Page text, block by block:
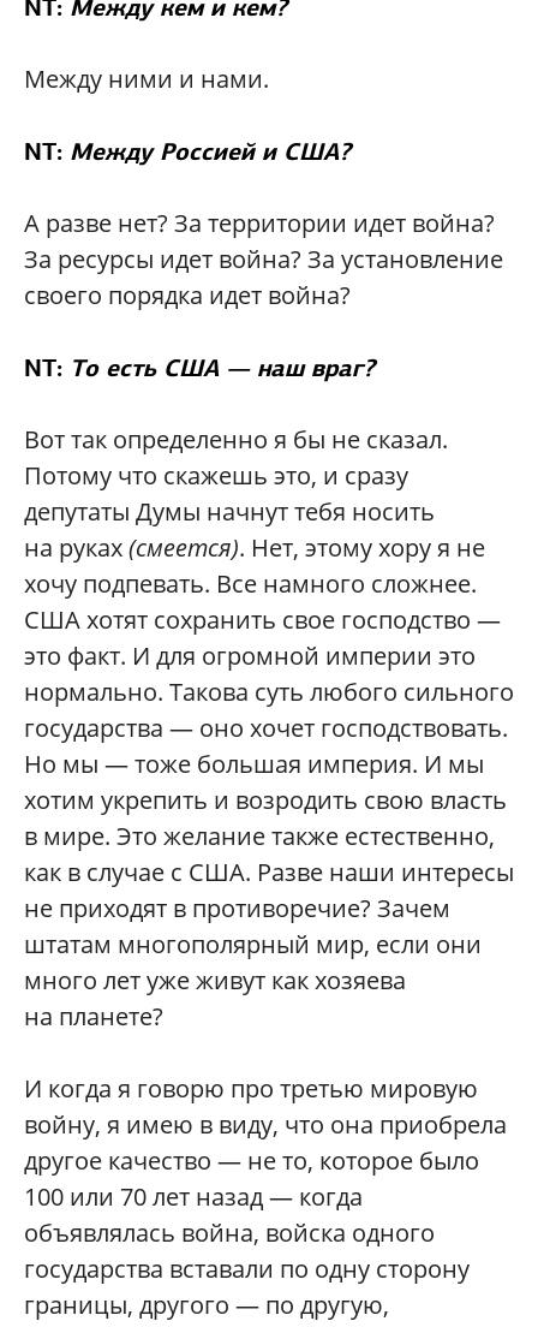
NT: Между кем и кем?
Между ними и нами.
NT: Между Россией и США?
А разве нет? За территории идет война?
За ресурсы идет война? За установление
своего порядка идет война?
NT: То есть США — наш враг?
Вот так определенно я бы не сказал.
Потому что скажешь это, и сразу
депутаты Думы начнут тебя носить
на руках(смеется). Нет, этому хору я не
хочу подпевать. Все намного сложнее.
США хотят сохранить свое господство —
это факт. И для огромной империи это
нормально. Такова суть любого сильного
государства — оно хочет господствовать.
Но мы — тоже большая империя. И мы
хотим укрепить и возродить свою власть
в мире. Это желание также естественно,
как в случае с США. Разве наши интересы
не приходят в противоречие? Зачем
штатам многополярный мир, если они
много лет уже живут как хозяева
на планете?
И когда я говорю про третью мировую
войну, я имею в виду, что она приобрела
другое качество — не то, которое было
100 или 70 лет назад — когда
объявлялась война, войска одного
государства вставали по одну сторону
границы, другого — по другую,